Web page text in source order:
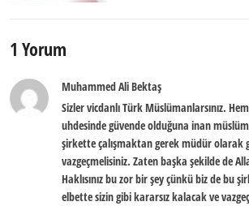
1 Yorum
Muhammed Ali Bektaş
Sizler vicdanlı Türk Müslümanlarsınız. Hem
uhdesinde güvende olduğuna inan
şirkette çalışmaktan gerek müdür olarak
vazgeçmelisiniz. Zaten başka şekilde de
Haklısınız bu zor bir şey çünkü biz de bu
elbette sizin gibi kararsız kalacak ve